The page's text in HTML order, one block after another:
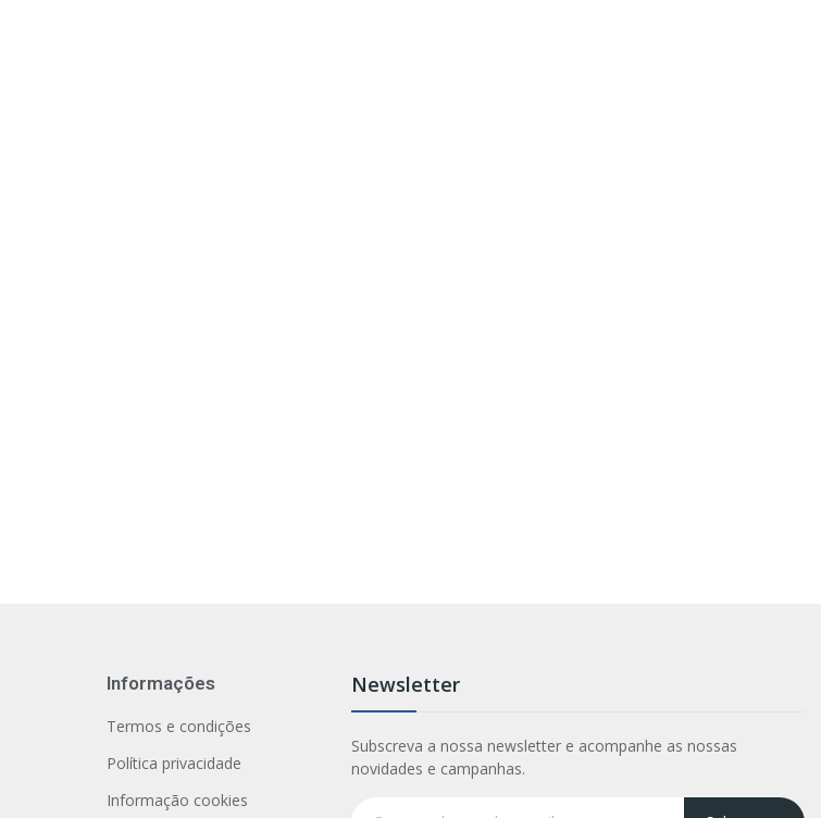
Informações
Termos e condições
Política privacidade
Informação cookies
Newsletter
Subscreva a nossa newsletter e acompanhe as nossas
novidades e campanhas.